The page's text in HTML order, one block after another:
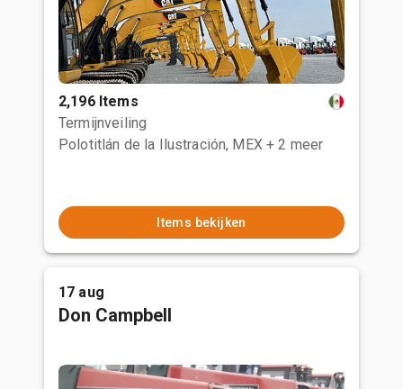
2,196 Items
Termijnveiling
Polotitlán de la Ilustración, MEX + 2 meer
Items bekijken
17 aug
Don Campbell